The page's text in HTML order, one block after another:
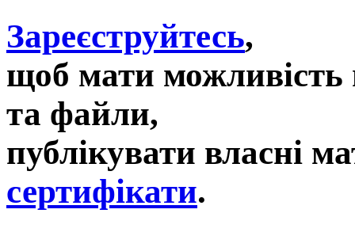
Зареєструйтесь,
щоб мати можливість
та файли,
публікувати власні
сертифікати.